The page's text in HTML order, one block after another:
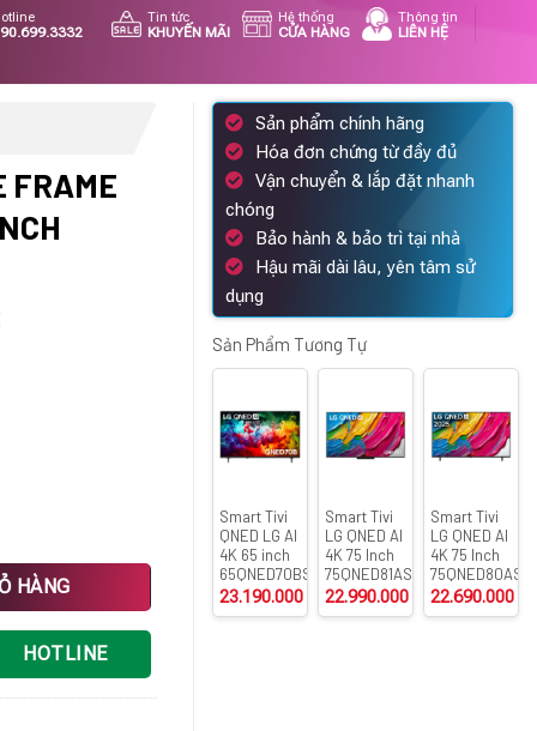
Tin tức
KHUYẾN MÃI
Hệ thống
CỬA HÀNG
Thông tin
LIÊN HỆ
FRAME
4K 55 Inch QA55LS03F số lượng
HÀNG
HOTLINE
Sản phẩm chính hãng
Hóa đơn chứng từ đầy đủ
Vận chuyển & lắp đặt nhanh
chóng
Bảo hành & bảo trì tại nhà
Hậu mãi dài lâu, yên tâm sử
dụng
Sản Phẩm Tương Tự
Smart Tivi
QNED LG AI
4K 65 inch
65QNED70BSA
23.190.000
Smart Tivi
LG QNED AI
4K 75 Inch
75QNED81ASA
22.990.000
Smart Tivi
LG QNED AI
4K 75 Inch
75QNED80ASA
22.690.000